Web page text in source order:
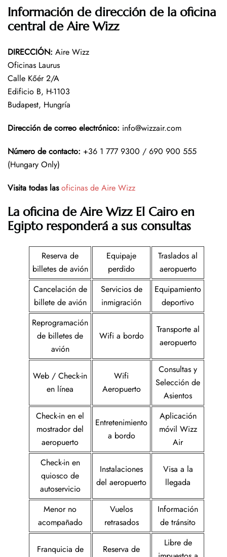
Información de dirección de la oficina
central de Aire Wizz
DIRECCIÓN: Aire Wizz
Oficinas Laurus
Calle Kőér 2/A
Edificio B, H-1103
Budapest, Hungría
Dirección de correo electrónico: info@wizzair.com
Número de contacto: +36 1 777 9300 / 690 900 555
(Hungary Only)
Visita todas las oficinas de Aire Wizz
La oficina de Aire Wizz El Cairo en
Egipto responderá a sus consultas
Reserva de
billetes de avión
Equipaje
perdido
Traslados al
aeropuerto
Cancelación de
billete de avión
Servicios de
inmigración
Equipamiento
deportivo
Reprogramación
de billetes de
avión
Wifi a bordo
Transporte al
aeropuerto
Web / Check-in
en línea
Wifi
Aeropuerto
Consultas y
Selección de
Asientos
Check-in en el
mostrador del
aeropuerto
Entretenimiento
a bordo
Aplicación
móvil Wizz
Air
Check-in en
quiosco de
autoservicio
Instalaciones
del aeropuerto
Visa a la
llegada
Menor no
acompañado
Vuelos
retrasados
Información
de tránsito
Franquicia de
Reserva de
Libre de